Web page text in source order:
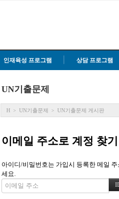
인재육성 프로그램 상담 프로그램
UN기출문제
H > UN기출문제 > UN기출문제 게시판
이메일 주소로 계정 찾기
아이디/비밀번호는 가입시 등록한 메일
세요.